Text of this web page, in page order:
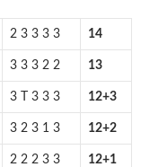
2 3 3 3 3 14
3 3 3 2 2 13
3 T 3 3 3 12+3
3 2 3 1 3 12+2
2 2 2 3 3 12+1